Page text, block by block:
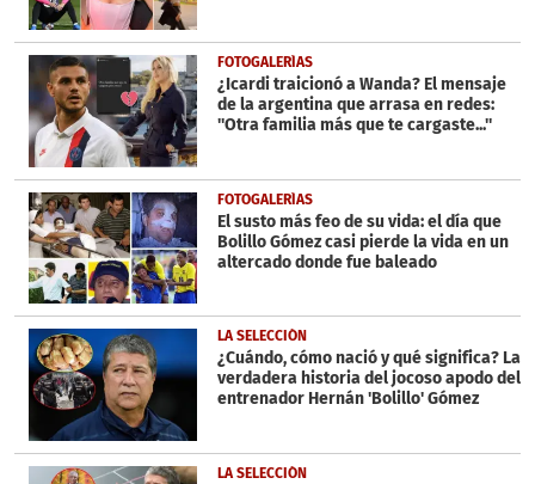
FOTOGALERÍAS
¿Icardi traicionó a Wanda? El mensaje
de la argentina que arrasa en redes:
''Otra familia más que te cargaste...''
FOTOGALERÍAS
El susto más feo de su vida: el día que
Bolillo Gómez casi pierde la vida en un
altercado donde fue baleado
LA SELECCIÓN
¿Cuándo, cómo nació y qué significa? La
verdadera historia del jocoso apodo del
entrenador Hernán 'Bolillo' Gómez
LA SELECCIÓN